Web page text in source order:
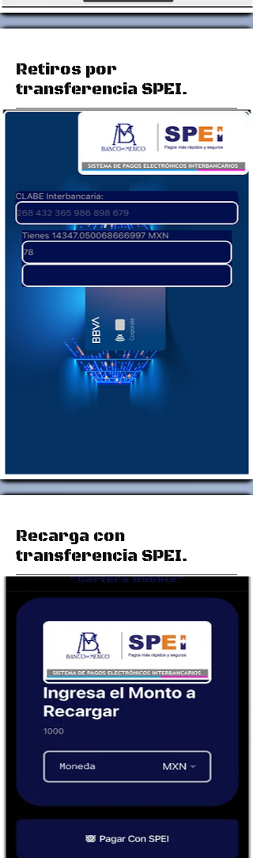
Retiros por
transferencia SPEI.
Recarga con
transferencia SPEI.